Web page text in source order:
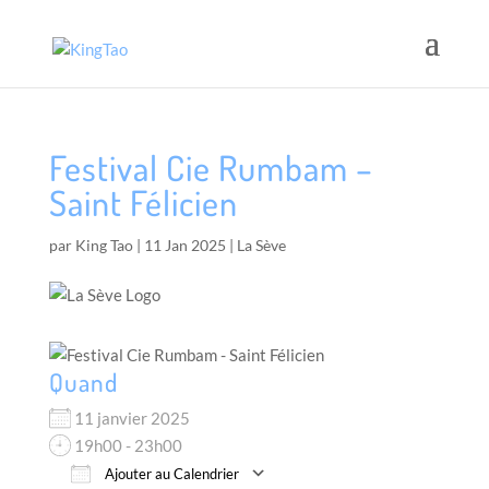
Festival Cie Rumbam –
Saint Félicien
par King Tao| 11 Jan 2025 | La Sève
Quand
11 janvier 2025
19h00 - 23h00
Ajouter au Calendrier